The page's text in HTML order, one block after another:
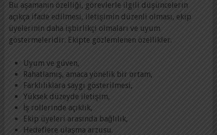
Bu aşamanın özelliği, görevlerle ilgili düşüncelerin
açıkça ifade edilmesi, iletişimin düzenli olması, ekip
üyelerinin daha işbirlikçi olmaları ve uyum
göstermeleridir. Ekipte gözlemlenen özellikler.
Uyum ve güven,
Rahatlamış, amaca yönelik bir ortam,
Farklılıklara saygı gösterilmesi,
Yüksek düzeyde iletişim,
İş rollerinde açıklık,
Ekip üyeleri arasında bağlılık,
Hedeflere ulaşma arzusu.